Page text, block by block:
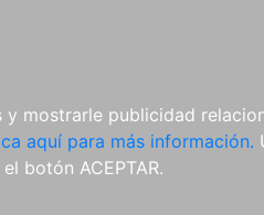
mostrarle publicidad
aquí para más información.
botón ACEPTAR.
REVISTAS
CDS Y
DVDS